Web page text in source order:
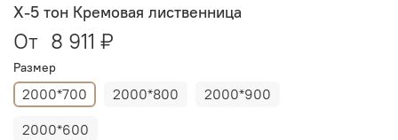
X-5 тон Кремовая лиственница
От 8 911 ₽
Размер
2000*700 2000*800
2000*900
2000*600